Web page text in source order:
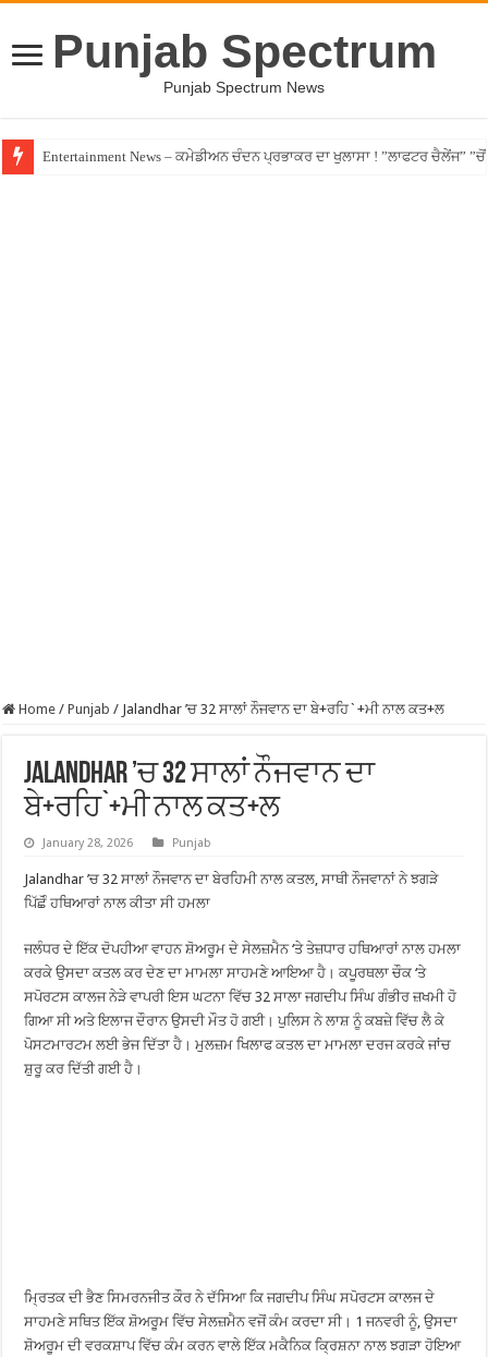
Punjab Spectrum
Punjab Spectrum News
Entertainment News – ਕਮੇਡੀਅਨ ਚੰਦਨ ਪ੍ਰਭਾਕਰ ਦਾ ਖੁਲਾਸਾ ! ”ਲਾਫਟਰ ਚੈਲੇਂਜ”
Home / Punjab / Jalandhar ’ਚ 32 ਸਾਲਾਂ ਨੌਜਵਾਨ ਦਾ ਬੇ+ਰਹਿ`+ਮੀ ਨਾਲ ਕਤ+ਲ
Jalandhar ’ਚ 32 ਸਾਲਾਂ ਨੌਜਵਾਨ ਦਾ
ਬੇ+ਰਹਿ`+ਮੀ ਨਾਲ ਕਤ+ਲ
January 28, 2026 Punjab
Jalandhar ’ਚ 32 ਸਾਲਾਂ ਨੌਜਵਾਨ ਦਾ ਬੇਰਹਿਮੀ ਨਾਲ ਕਤਲ, ਸਾਥੀ ਨੌਜਵਾਨਾਂ ਨੇ ਝਗੜੇ
ਪਿੱਛੋੰ ਹਥਿਆਰਾਂ ਨਾਲ ਕੀਤਾ ਸੀ ਹਮਲਾ
ਜਲੰਧਰ ਦੇ ਇੱਕ ਦੋਪਹੀਆ ਵਾਹਨ ਸ਼ੋਅਰੂਮ ਦੇ ਸੇਲਜ਼ਮੈਨ ‘ਤੇ ਤੇਜ਼ਧਾਰ ਹਥਿਆਰਾਂ ਨਾਲ ਹਮਲਾ
ਕਰਕੇ ਉਸਦਾ ਕਤਲ ਕਰ ਦੇਣ ਦਾ ਮਾਮਲਾ ਸਾਹਮਣੇ ਆਇਆ ਹੈ। ਕਪੂਰਥਲਾ ਚੌਕ ‘ਤੇ
ਸਪੋਰਟਸ ਕਾਲਜ ਨੇੜੇ ਵਾਪਰੀ ਇਸ ਘਟਨਾ ਵਿੱਚ 32 ਸਾਲਾ ਜਗਦੀਪ ਸਿੰਘ ਗੰਭੀਰ ਜ਼ਖਮੀ ਹੋ
ਗਿਆ ਸੀ ਅਤੇ ਇਲਾਜ ਦੌਰਾਨ ਉਸਦੀ ਮੌਤ ਹੋ ਗਈ। ਪੁਲਿਸ ਨੇ ਲਾਸ਼ ਨੂੰ ਕਬਜ਼ੇ ਵਿੱਚ ਲੈ ਕੇ
ਪੋਸਟਮਾਰਟਮ ਲਈ ਭੇਜ ਦਿੱਤਾ ਹੈ। ਮੁਲਜ਼ਮ ਖਿਲਾਫ ਕਤਲ ਦਾ ਮਾਮਲਾ ਦਰਜ ਕਰਕੇ ਜਾਂਚ
ਸ਼ੁਰੂ ਕਰ ਦਿੱਤੀ ਗਈ ਹੈ।
ਮ੍ਰਿਤਕ ਦੀ ਭੈਣ ਸਿਮਰਨਜੀਤ ਕੌਰ ਨੇ ਦੱਸਿਆ ਕਿ ਜਗਦੀਪ ਸਿੰਘ ਸਪੋਰਟਸ ਕਾਲਜ ਦੇ
ਸਾਹਮਣੇ ਸਥਿਤ ਇੱਕ ਸ਼ੋਅਰੂਮ ਵਿੱਚ ਸੇਲਜ਼ਮੈਨ ਵਜੋਂ ਕੰਮ ਕਰਦਾ ਸੀ। 1 ਜਨਵਰੀ ਨੂੰ, ਉਸਦਾ
ਸ਼ੋਅਰੂਮ ਦੀ ਵਰਕਸ਼ਾਪ ਵਿੱਚ ਕੰਮ ਕਰਨ ਵਾਲੇ ਇੱਕ ਮਕੈਨਿਕ ਕ੍ਰਿਸ਼ਨਾ ਨਾਲ ਝਗੜਾ ਹੋਇਆ